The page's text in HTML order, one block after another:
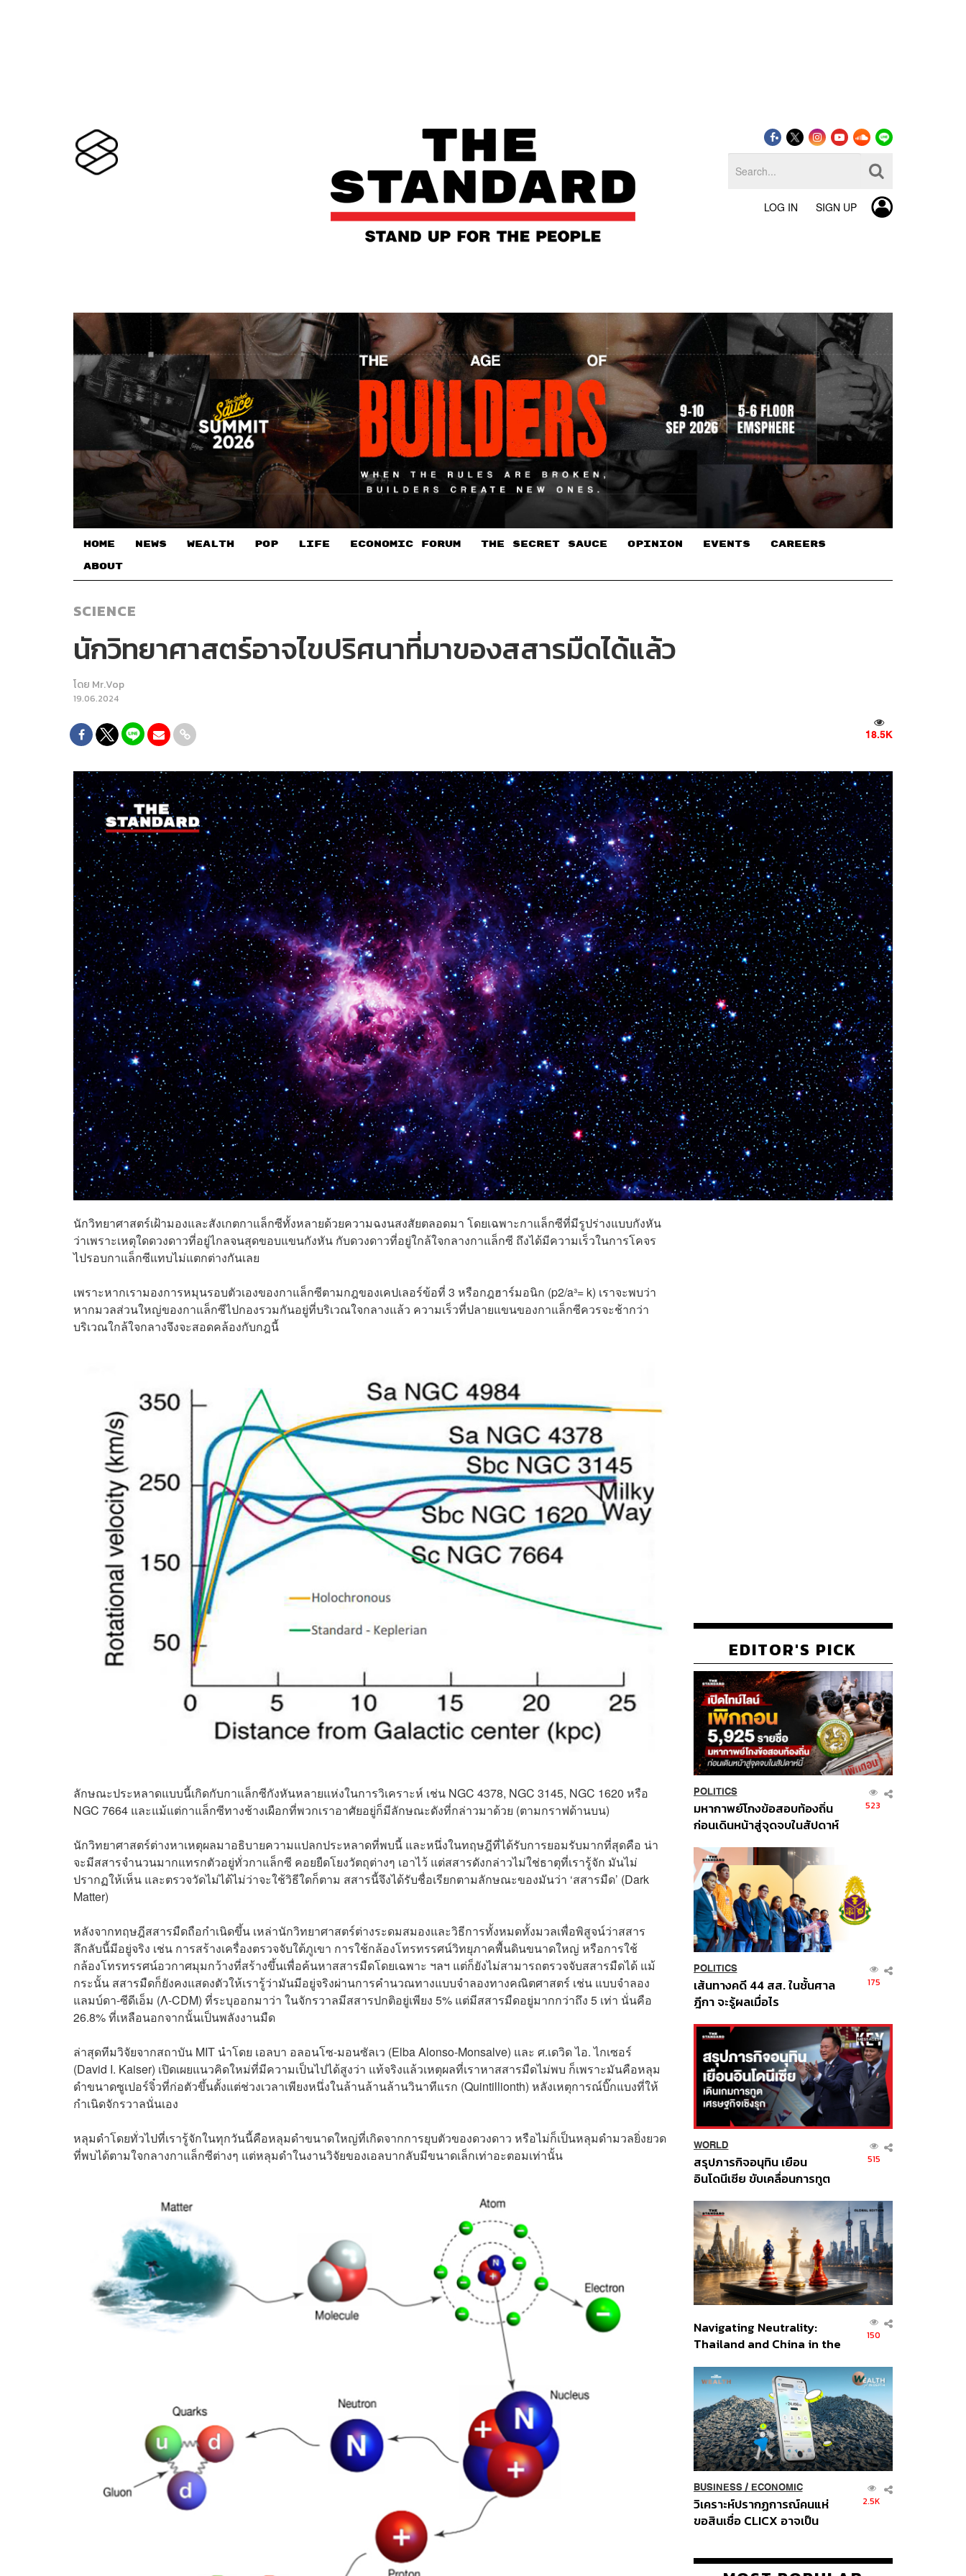
LOG IN SIGN UP
HOME NEWS WEALTH POP LIFE ECONOMIC FORUM THE SECRET SAUCE​ OPINION EVENTS CAREERS
ABOUT
SCIENCE
นักวิทยาศาสตร์อาจไขปริศนาที่มาของสสารมืดได้แล้ว
โดย Mr.Vop
19.06.2024
18.5K
นักวิทยาศาสตร์เฝ้ามองและสังเกตกาแล็กซีทั้งหลายด้วยความฉงนสงสัยตลอดมา โดยเฉพาะกาแล็กซีที่มีรูปร่างแบบกังหัน
ว่าเพราะเหตุใดดวงดาวที่อยู่ไกลจนสุดขอบแขนกังหัน กับดวงดาวที่อยู่ใกล้ใจกลางกาแล็กซี ถึงได้มีความเร็วในการโคจร
ไปรอบกาแล็กซีแทบไม่แตกต่างกันเลย
เพราะหากเรามองการหมุนรอบตัวเองของกาแล็กซีตามกฎของเคปเลอร์ข้อที่ 3 หรือกฎฮาร์มอนิก (p2/a³= k) เราจะพบว่า
หากมวลส่วนใหญ่ของกาแล็กซีไปกองรวมกันอยู่ที่บริเวณใจกลางแล้ว ความเร็วที่ปลายแขนของกาแล็กซีควรจะช้ากว่า
บริเวณใกล้ใจกลางจึงจะสอดคล้องกับกฎนี้
ลักษณะประหลาดแบบนี้เกิดกับกาแล็กซีกังหันหลายแห่งในการวิเคราะห์ เช่น NGC 4378, NGC 3145, NGC 1620 หรือ
NGC 7664 และแม้แต่กาแล็กซีทางช้างเผือกที่พวกเราอาศัยอยู่ก็มีลักษณะดังที่กล่าวมาด้วย (ตามกราฟด้านบน)
นักวิทยาศาสตร์ต่างหาเหตุผลมาอธิบายความแปลกประหลาดที่พบนี้ และหนึ่งในทฤษฎีที่ได้รับการยอมรับมากที่สุดคือ น่า
จะมีสสารจำนวนมากแทรกตัวอยู่ทั่วกาแล็กซี คอยยืดโยงวัตถุต่างๆ เอาไว้ แต่สสารดังกล่าวไม่ใช่ธาตุที่เรารู้จัก มันไม่
ปรากฏให้เห็น และตรวจวัดไม่ได้ไม่ว่าจะใช้วิธีใดก็ตาม สสารนี้จึงได้รับชื่อเรียกตามลักษณะของมันว่า ‘สสารมืด’ (Dark
Matter)
หลังจากทฤษฎีสสารมืดถือกำเนิดขึ้น เหล่านักวิทยาศาสตร์ต่างระดมสมองและวิธีการทั้งหมดทั้งมวลเพื่อพิสูจน์ว่าสสาร
ลึกลับนี้มีอยู่จริง เช่น การสร้างเครื่องตรวจจับใต้ภูเขา การใช้กล้องโทรทรรศน์วิทยุภาคพื้นดินขนาดใหญ่ หรือการใช้
กล้องโทรทรรศน์อวกาศมุมกว้างที่สร้างขึ้นเพื่อค้นหาสสารมืดโดยเฉพาะ ฯลฯ แต่ก็ยังไม่สามารถตรวจจับสสารมืดได้ แม้
กระนั้น สสารมืดก็ยังคงแสดงตัวให้เรารู้ว่ามันมีอยู่จริงผ่านการคำนวณทางแบบจำลองทางคณิตศาสตร์ เช่น แบบจำลอง
แลมบ์ดา-ซีดีเอ็ม (Λ-CDM) ที่ระบุออกมาว่า ในจักรวาลมีสสารปกติอยู่เพียง 5% แต่มีสสารมืดอยู่มากกว่าถึง 5 เท่า นั่นคือ
26.8% ที่เหลือนอกจากนั้นเป็นพลังงานมืด
ล่าสุดทีมวิจัยจากสถาบัน MIT นำโดย เอลบา อลอนโซ-มอนซัลเว (Elba Alonso-Monsalve) และ ศ.เดวิด ไอ. ไกเซอร์
(David I. Kaiser) เปิดเผยแนวคิดใหม่ที่มีความเป็นไปได้สูงว่า แท้จริงแล้วเหตุผลที่เราหาสสารมืดไม่พบ ก็เพราะมันคือหลุม
ดำขนาดซูเปอร์จิ๋วที่ก่อตัวขึ้นตั้งแต่ช่วงเวลาเพียงหนึ่งในล้านล้านล้านวินาทีแรก (Quintillionth) หลังเหตุการณ์บิ๊กแบงที่ให้
กำเนิดจักรวาลนั่นเอง
หลุมดำโดยทั่วไปที่เรารู้จักในทุกวันนี้คือหลุมดำขนาดใหญ่ที่เกิดจากการยุบตัวของดวงดาว หรือไม่ก็เป็นหลุมดำมวลยิ่งยวด
ที่พบได้ตามใจกลางกาแล็กซีต่างๆ แต่หลุมดำในงานวิจัยของเอลบากลับมีขนาดเล็กเท่าอะตอมเท่านั้น
EDITOR'S PICK
POLITICS
มหากาพย์โกงข้อสอบท้องถิ่น
ก่อนเดินหน้าสู่จุดจบในสัปดาห์
523
POLITICS
เส้นทางคดี 44 สส. ในชั้นศาล
ฎีกา จะรู้ผลเมื่อไร
175
WORLD
สรุปภารกิจอนุทิน เยือน
อินโดนีเซีย ขับเคลื่อนการทูต
ส่วนยุทธศาสตร์ไทย –
อินโดนีเซีย
515
Navigating Neutrality:
Thailand and China in the
Order
150
BUSINESS/ ECONOMIC
วิเคราะห์ปรากฏการณ์คนแห่
ขอสินเชื่อ CLICX อาจเป็น
ปัญหาหนี้ครัวเรือนไทยที่ถูกซุก
2.5K